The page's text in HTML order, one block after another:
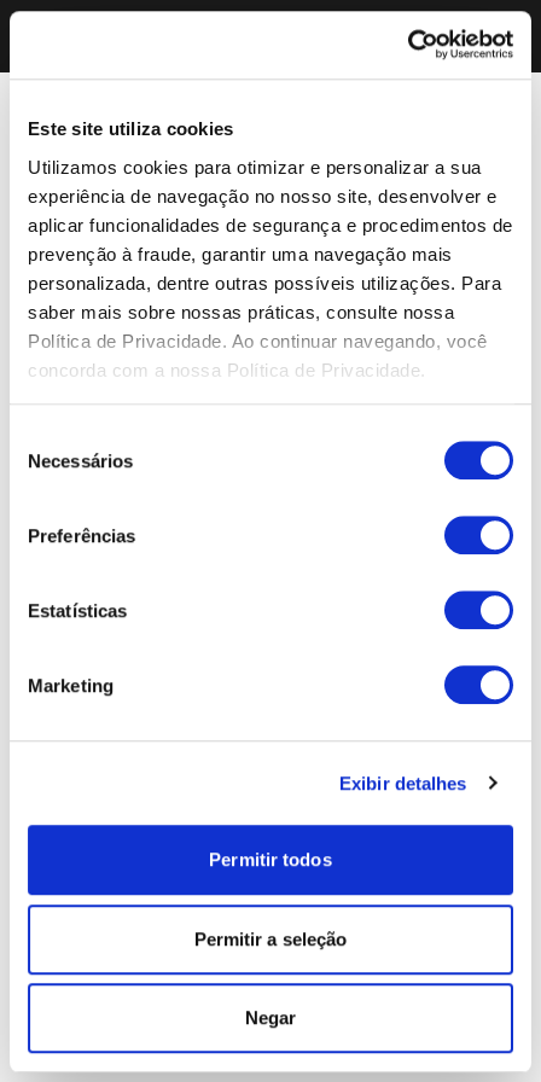
Este site utiliza cookies
Utilizamos cookies para otimizar e personalizar a sua
experiência de navegação no nosso site, desenvolver e
aplicar funcionalidades de segurança e procedimentos de
prevenção à fraude, garantir uma navegação mais
personalizada, dentre outras possíveis utilizações. Para
saber mais sobre nossas práticas, consulte nossa
Política de Privacidade. Ao continuar navegando, você
concorda com a nossa Política de Privacidade.
Necessários
Preferências
Estatísticas
Marketing
Exibir detalhes
Permitir todos
Permitir a seleção
Negar